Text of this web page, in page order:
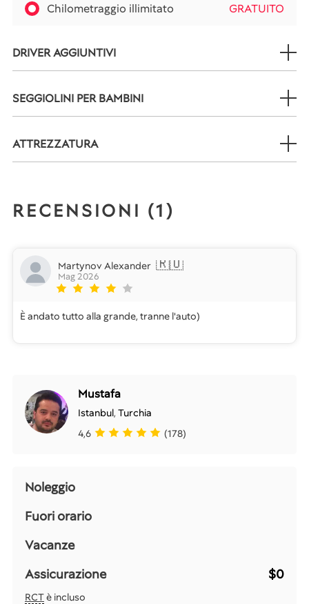
Chilometraggio illimitato GRATUITO
DRIVER AGGIUNTIVI
SEGGIOLINI PER BAMBINI
ATTREZZATURA
RECENSIONI (1)
Martynov Alexander 🇷🇺
Mag 2026
È andato tutto alla grande, tranne l'auto)
Mustafa
Istanbul, Turchia
4,6
(178)
Noleggio
Fuori orario
Vacanze
Assicurazione
$0
RCTè incluso